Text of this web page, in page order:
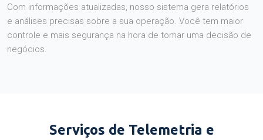
Com informações atualizadas, nosso sistema gera relatórios
e análises precisas sobre a sua operação. Você tem maior
controle e mais segurança na hora de tomar uma decisão de
negócios.
Serviços de Telemetria e